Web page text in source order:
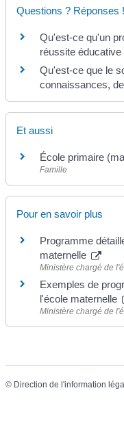
Questions ? Réponses !
Qu'est-ce qu'un
réussite
Qu'est-ce que le
connaissances,
Et aussi
École primaire
Famille
Pour en savoir plus
Programme
maternelle
Ministère chargé de
Exemples de
l'école maternelle
Ministère chargé de
© Direction de l'information